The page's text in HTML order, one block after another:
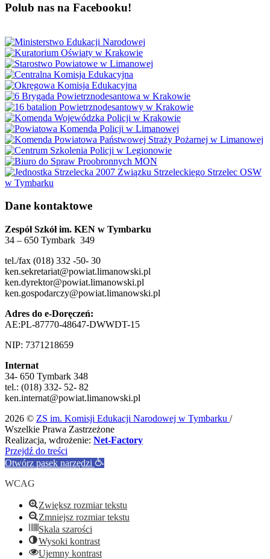
Polub nas na Facebooku!
Dane kontaktowe
Zespół Szkół im. KEN w Tymbarku
34 – 650 Tymbark 349
tel./fax (018) 332 -50- 30
ken.sekretariat@powiat.limanowski.pl
ken.dyrektor@powiat.limanowski.pl
ken.gospodarczy@powiat.limanowski.pl
Adres do e-Doręczeń:
AE:PL-87770-48647-DWWDT-15
NIP: 7371218659
Internat
34- 650 Tymbark 348
tel.: (018) 332- 52- 82
ken.internat@powiat.limanowski.pl
2026 © ZS im. Komisji Edukacji Narodowej w Tymbarku /
Wszelkie Prawa Zastrzeżone
Realizacja, wdrożenie: Net-Factory
Przejdź do treści
Otwórz pasek narzędzi
WCAG
Zwiększ rozmiar tekstu
Zmniejsz rozmiar tekstu
Skala szarości
Wysoki kontrast
Ujemny kontrast